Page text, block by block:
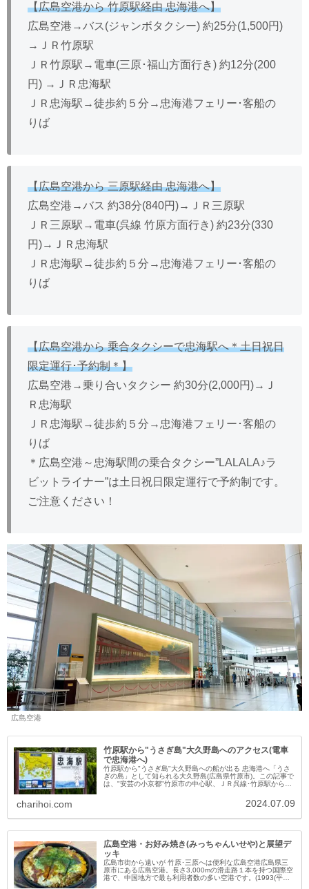
【広島空港から 竹原駅経由 忠海港へ】
広島空港→バス(ジャンボタクシー) 約25分(1,500円)
→ＪＲ竹原駅
ＪＲ竹原駅→電車(三原･福山方面行き) 約12分(200
円) →ＪＲ忠海駅
ＪＲ忠海駅→徒歩約５分→忠海港フェリー･客船の
りば
【広島空港から 三原駅経由 忠海港へ】
広島空港→バス 約38分(840円)→ＪＲ三原駅
ＪＲ三原駅→電車(呉線 竹原方面行き) 約23分(330
円)→ＪＲ忠海駅
ＪＲ忠海駅→徒歩約５分→忠海港フェリー･客船の
りば
【広島空港から 乗合タクシーで忠海駅へ＊土日祝日
限定運行･予約制＊】
広島空港→乗り合いタクシー 約30分(2,000円)→Ｊ
Ｒ忠海駅
ＪＲ忠海駅→徒歩約５分→忠海港フェリー･客船の
りば
＊広島空港～忠海駅間の乗合タクシー”LALALA♪ラ
ビットライナー”は土日祝日限定運行で予約制です。
ご注意ください！
広島空港
竹原駅から"うさぎ島"大久野島へのアクセス(電車
で忠海港へ)
竹原駅から"うさぎ島"大久野島への船が出る 忠海港へ「うさ
ぎの島」として知られる大久野島(広島県竹原市)。この記事で
は、"安芸の小京都"竹原市の中心駅、ＪＲ呉線･竹原駅から大
charihoi.com 2024.07.09
広島空港・お好み焼き(みっちゃんいせや)と展望デ
ッキ
広島市街から遠いが 竹原･三原へは便利な広島空港広島県三
原市にある広島空港。長さ3,000mの滑走路１本を持つ国際空
港で、中国地方で最も利用者数の多い空港です。(1993(平成